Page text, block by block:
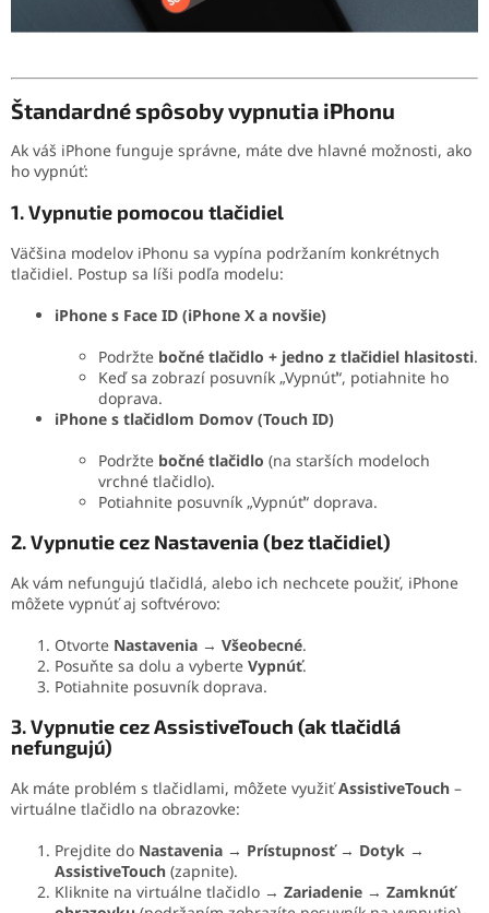
Štandardné spôsoby vypnutia iPhonu
Ak váš iPhone funguje správne, máte dve hlavné možnosti, ako
ho vypnúť:
1. Vypnutie pomocou tlačidiel
Väčšina modelov iPhonu sa vypína podržaním konkrétnych
tlačidiel. Postup sa líši podľa modelu:
iPhone s Face ID (iPhone X a novšie)
Podržte bočné tlačidlo + jedno z tlačidiel hlasitosti.
Keď sa zobrazí posuvník „Vypnúť“, potiahnite ho
doprava.
iPhone s tlačidlom Domov (Touch ID)
Podržte bočné tlačidlo (na starších modeloch
vrchné tlačidlo).
Potiahnite posuvník „Vypnúť“ doprava.
2. Vypnutie cez Nastavenia (bez tlačidiel)
Ak vám nefungujú tlačidlá, alebo ich nechcete použiť, iPhone
môžete vypnúť aj softvérovo:
Otvorte Nastavenia → Všeobecné.
Posuňte sa dolu a vyberte Vypnúť.
Potiahnite posuvník doprava.
3. Vypnutie cez AssistiveTouch (ak tlačidlá
nefungujú)
Ak máte problém s tlačidlami, môžete využiťAssistiveTouch –
virtuálne tlačidlo na obrazovke:
Prejdite do Nastavenia → Prístupnosť→ Dotyk →
AssistiveTouch (zapnite).
Kliknite na virtuálne tlačidlo → Zariadenie → Zamknúť